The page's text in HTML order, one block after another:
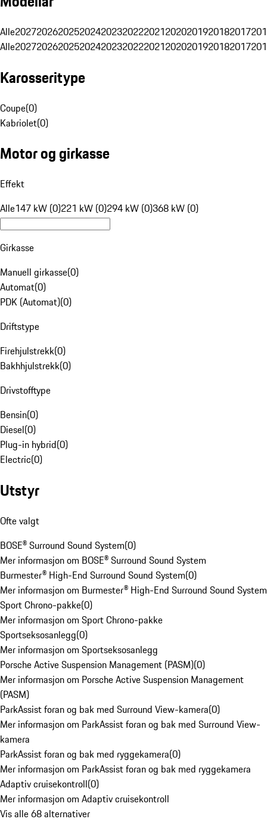
Alle20272026202520242023202220212020201920182017
Alle20272026202520242023202220212020201920182017
Karosseritype
Coupe(0)
Kabriolet(0)
Motor og girkasse
Effekt
Alle147 kW (0)221 kW (0)294 kW (0)368 kW (0)
Girkasse
Manuell girkasse(0)
Automat(0)
PDK (Automat)(0)
Driftstype
Firehjulstrekk(0)
Bakhhjulstrekk(0)
Drivstofftype
Bensin(0)
Diesel(0)
Plug-in hybrid(0)
Electric(0)
Utstyr
Ofte valgt
BOSE® Surround Sound System(0)
Mer informasjon om BOSE® Surround Sound System
Burmester® High-End Surround Sound System(0)
Mer informasjon om Burmester® High-End Surround Sound System
Sport Chrono-pakke(0)
Mer informasjon om Sport Chrono-pakke
Sportseksosanlegg(0)
Mer informasjon om Sportseksosanlegg
Porsche Active Suspension Management (PASM)(0)
Mer informasjon om Porsche Active Suspension Management
(PASM)
ParkAssist foran og bak med Surround View-kamera(0)
Mer informasjon om ParkAssist foran og bak med Surround View-
kamera
ParkAssist foran og bak med ryggekamera(0)
Mer informasjon om ParkAssist foran og bak med ryggekamera
Adaptiv cruisekontroll(0)
Mer informasjon om Adaptiv cruisekontroll
Vis alle 68 alternativer